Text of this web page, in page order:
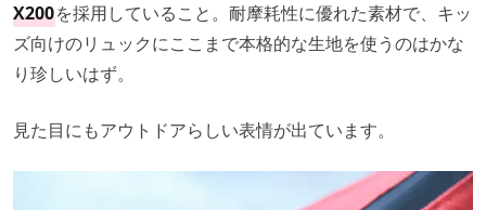
X200を採用していること。耐摩耗性に優れた素材で、キッ
ズ向けのリュックにここまで本格的な生地を使うのはかな
り珍しいはず。
見た目にもアウトドアらしい表情が出ています。